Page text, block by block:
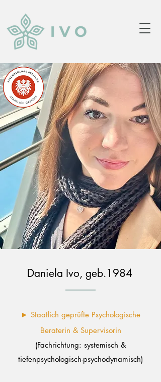
Daniela Ivo, geb.1984
► Staatlich geprüfte Psychologische
Beraterin & Supervisorin
(Fachrichtung: systemisch &
tiefenpsychologisch-psychodynamisch)